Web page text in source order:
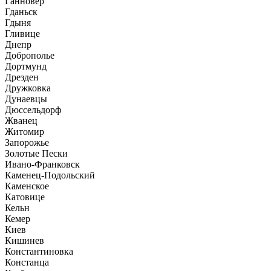
Гданьск
Гдыня
Гливице
Днепр
Доброполье
Дортмунд
Дрезден
Дружковка
Дунаевцы
Дюссельдорф
Жванец
Житомир
Запорожье
Золотые Пески
Ивано-Франковск
Каменец-Подольский
Каменское
Катовице
Кельн
Кемер
Киев
Кишинев
Константиновка
Констанца